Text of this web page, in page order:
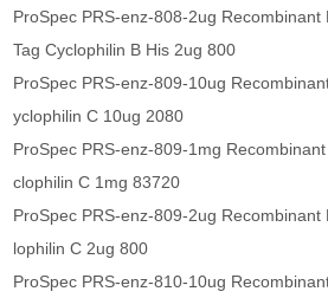
ProSpec PRS-enz-808-2ug
Tag Cyclophilin B His 2ug 800
ProSpec PRS-enz-809-10ug
yclophilin C 10ug 2080
ProSpec PRS-enz-809-1mg
clophilin C 1mg 83720
ProSpec PRS-enz-809-2ug
lophilin C 2ug 800
ProSpec PRS-enz-810-10ug